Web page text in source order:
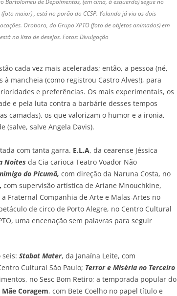
Bartolomeu de Depoimentos, (em cima, à esquerda) segue no
maior) , está no porão do CCSP. Yolanda já viu os dois
Oroboro, do Grupo XPTO (foto de objetos animados) em
na lista de desejos. Fotos: Divulgação
cada vez mais aceleradas; então, a pessoa (né,
mancheia (como registrou Castro Alves!), para
e preferências. Os mais experimentais, os
e pela luta contra a barbárie desses tempos
camadas), os que valorizam o humor e a ironia,
(salve, salve Angela Davis).
com tanta garra. E.L.A, da cearense Jéssica
Noites da Cia carioca Teatro Voador Não
do Picumã, com direção da Naruna Costa, no
com supervisão artística de Ariane Mnouchkine,
a Fraternal Companhia de Arte e Malas-Artes no
de circo de Porto Alegre, no Centro Cultural
uma encenação sem palavras para seguir
seis: Stabat Mater, da Janaína Leite, com
Cultural São Paulo; Terror e Miséria no Terceiro
no Sesc Bom Retiro; a temporada popular do
Mãe Coragem, com Bete Coelho no papel título e